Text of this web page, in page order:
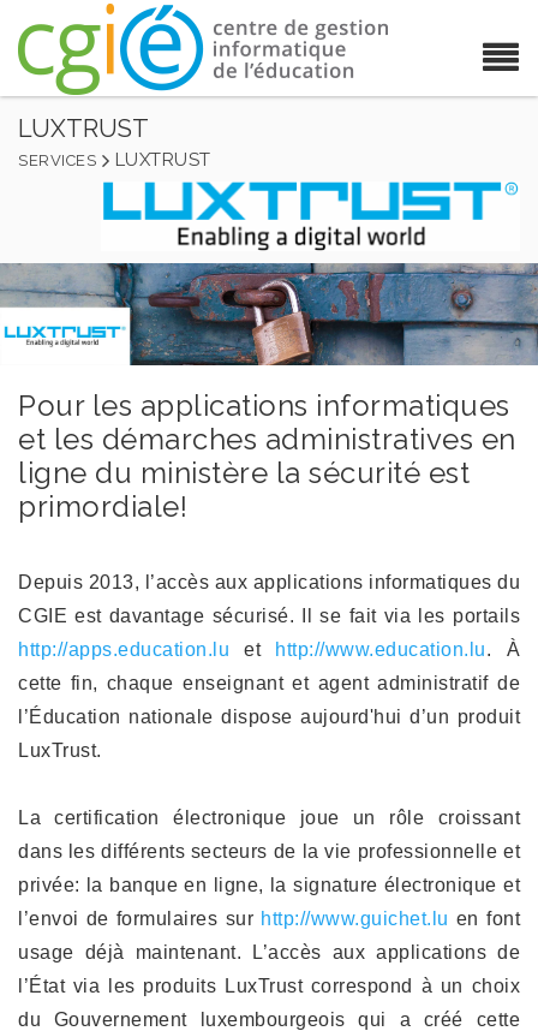
LUXTRUST
SERVICES LUXTRUST
Pour les applications informatiques
et les démarches administratives en
ligne du ministère la sécurité est
primordiale!
Depuis 2013, l’accès aux applications informatiques du
CGIE est davantage sécurisé. Il se fait via les portails
http://apps.education.lu et http://www.education.lu. À
cette fin, chaque enseignant et agent administratif de
l’Éducation nationale dispose aujourd'hui d’un produit
LuxTrust.
La certification électronique joue un rôle croissant
dans les différents secteurs de la vie professionnelle et
privée: la banque en ligne, la signature électronique et
l’envoi de formulaires sur http://www.guichet.lu en font
usage déjà maintenant. L’accès aux applications de
l’État via les produits LuxTrust correspond à un choix
du Gouvernement luxembourgeois qui a créé cette